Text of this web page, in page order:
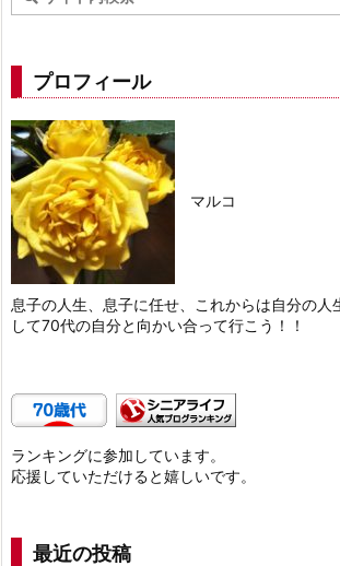
プロフィール
マルコ
息子の人生、息子に任せ、これからは自分の人
して70代の自分と向かい合って行こう！！
ランキングに参加しています。
応援していただけると嬉しいです。
最近の投稿